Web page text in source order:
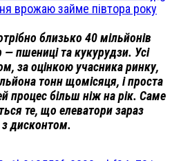
врожаю займе півтора року
близько 40 мільйонів
пшениці та кукурудзи. Усі
за оцінкою учасника ринку,
тонн щомісяця, і проста
процес більш ніж на рік. Саме
те, що елеватори зараз
дисконтом.